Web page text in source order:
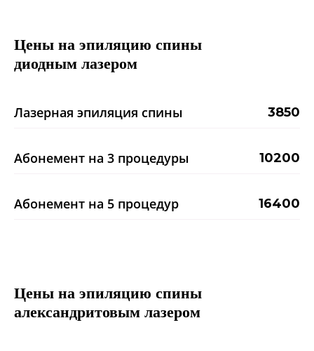
Цены на эпиляцию спины
диодным лазером
Лазерная эпиляция спины 3850
Абонемент на 3 процедуры 10200
Абонемент на 5 процедур 16400
Цены на эпиляцию спины
александритовым лазером